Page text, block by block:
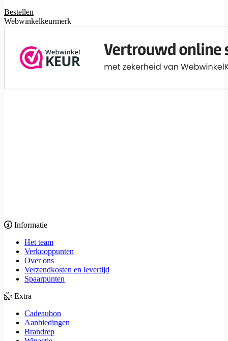
Bestellen
Webwinkelkeurmerk
Informatie
Het team
Verkooppunten
Over ons
Verzendkosten en levertijd
Spaarpunten
Extra
Cadeaubon
Aanbiedingen
Brandrep